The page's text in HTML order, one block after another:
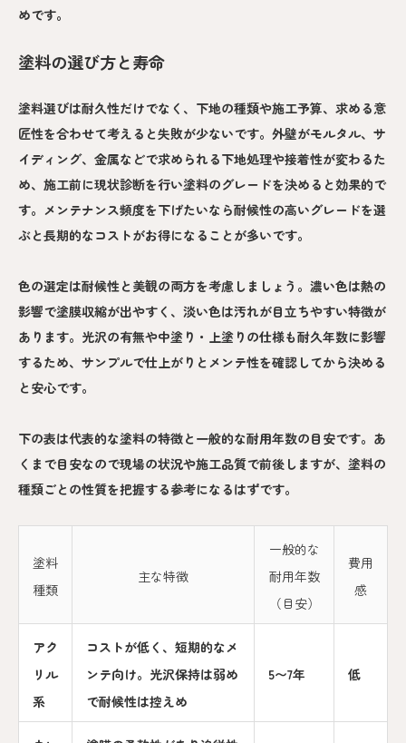
めです。
塗料の選び方と寿命
塗料選びは耐久性だけでなく、下地の種類や施工予算、求める意
匠性を合わせて考えると失敗が少ないです。外壁がモルタル、サ
イディング、金属などで求められる下地処理や接着性が変わるた
め、施工前に現状診断を行い塗料のグレードを決めると効果的で
す。メンテナンス頻度を下げたいなら耐候性の高いグレードを選
ぶと長期的なコストがお得になることが多いです。
色の選定は耐候性と美観の両方を考慮しましょう。濃い色は熱の
影響で塗膜収縮が出やすく、淡い色は汚れが目立ちやすい特徴が
あります。光沢の有無や中塗り・上塗りの仕様も耐久年数に影響
するため、サンプルで仕上がりとメンテ性を確認してから決める
と安心です。
下の表は代表的な塗料の特徴と一般的な耐用年数の目安です。あ
くまで目安なので現場の状況や施工品質で前後しますが、塗料の
種類ごとの性質を把握する参考になるはずです。
塗料
種類
主な特徴
一般的な
耐用年数
（目安）
費用
感
アク
リル
系
コストが低く、短期的なメ
ンテ向け。光沢保持は弱め
で耐候性は控えめ
5〜7年 低